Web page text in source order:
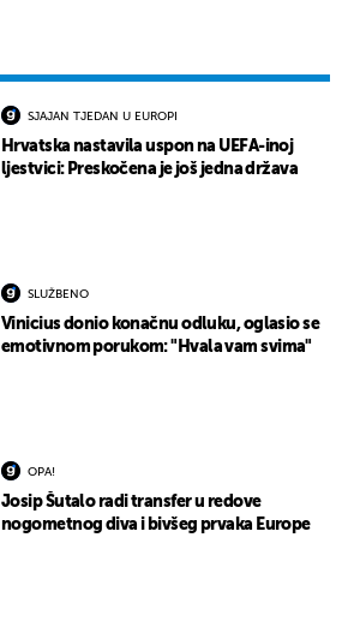
SJAJAN TJEDAN U EUROPI
Hrvatska nastavila uspon na UEFA-inoj
ljestvici: Preskočena je još jedna država
SLUŽBENO
Vinicius donio konačnu odluku, oglasio se
emotivnom porukom: "Hvala vam svima"
OPA!
Josip Šutalo radi transfer u redove
nogometnog diva i bivšeg prvaka Europe